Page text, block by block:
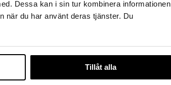
Dessa kan i sin tur kombinera informationen
när du har använt deras tjänster. Du
Tillåt alla
Kids Stuff Crazy Color
Changing Bubble Bath